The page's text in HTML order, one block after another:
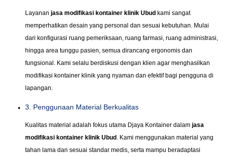
Layanan jasa modifikasi kontainer klinik Ubud kami sangat
memperhatikan desain yang personal dan sesuai kebutuhan. Mulai
dari konfigurasi ruang pemeriksaan, ruang farmasi, ruang administrasi,
hingga area tunggu pasien, semua dirancang ergonomis dan
fungsional. Kami selalu berdiskusi dengan klien agar menghasilkan
modifikasi kontainer klinik yang nyaman dan efektif bagi pengguna di
lapangan.
3. Penggunaan Material Berkualitas
Kualitas material adalah fokus utama Djaya Kontainer dalam jasa
modifikasi kontainer klinik Ubud . Kami menggunakan material yang
tahan lama dan sesuai standar medis, serta mampu beradaptasi